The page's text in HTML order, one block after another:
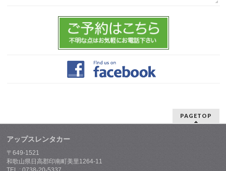
PAGETOP
アップスレンタカー
〒649-1521
和歌山県日高郡印南町美里1264-11